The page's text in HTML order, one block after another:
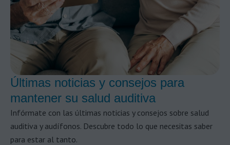
Últimas noticias y consejos para
mantener su salud auditiva
Infórmate con las últimas noticias y consejos sobre salud
auditiva y audífonos. Descubre todo lo que necesitas saber
para estar al tanto.